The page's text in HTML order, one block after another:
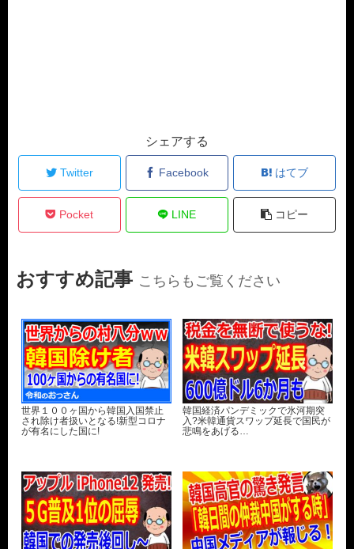
シェアする
Twitter Facebook はてブ
Pocket LINE コピー
おすすめ記事 こちらもご覧ください
世界１００ヶ国から韓国入国禁止
され除け者扱いとなる!新型コロナ
が有名にした国に!
韓国経済パンデミックで氷河期突
入?米韓通貨スワップ延長で国民が
悲鳴をあげる…